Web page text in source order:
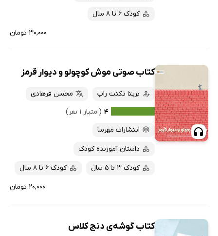
کودک 6 تا 8 سال
۳۰,۰۰۰ تومان
کتاب صوتی موش کوچولو و دیوار قرمز
بریتا تکنت راپ
محسن فرهادی
۴ (امتیاز ۱ نفر)
انتشارات مهرسا
داستان آموزنده کودک
کودک 3 تا 5 سال کودک 6 تا 8 سال
۲۰,۰۰۰ تومان
کتاب گوشه‌ی دنج کلاس